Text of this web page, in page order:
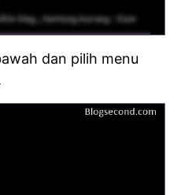
dan pilih menu